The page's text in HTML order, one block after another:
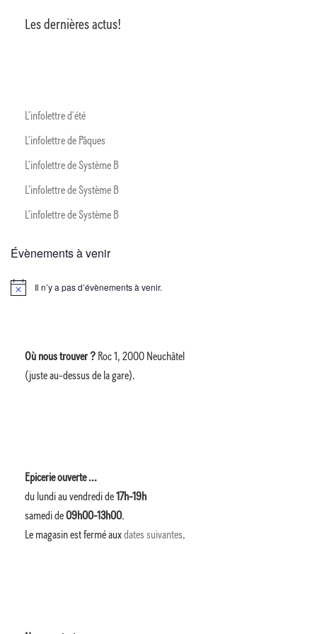
Les dernières actus!
L’infolettre d’été
L’infolettre de Pâques
L’infolettre de Système B
L’infolettre de Système B
L’infolettre de Système B
Évènements à venir
Il n’y a pas d’évènements à venir.
Où nous trouver ? Roc 1, 2000 Neuchâtel
(juste au-dessus de la gare).
Epicerie ouverte ...
du lundi au vendredi de17h-19h
samedi de09h00-13h00.
Le magasin est fermé auxdates suivantes.